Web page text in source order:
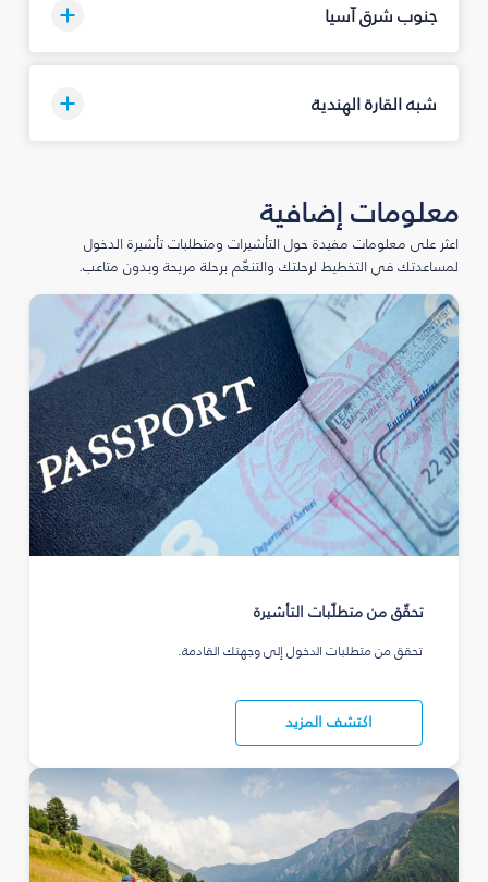
جنوب شرق آسيا
شبه القارة الهندية
معلومات إضافية
اعثر على معلومات مفيدة حول التأشيرات ومتطلبات تأشيرة الدخول
لمساعدتك في التخطيط لرحلتك والتنعّم برحلة مريحة وبدون متاعب.
تحقّق من متطلّبات التأشيرة
تحقق من متطلبات الدخول إلى وجهتك القادمة.
اكتشف المزيد